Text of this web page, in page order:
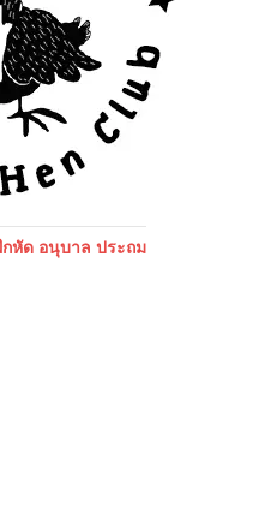
หัด อนุบาล ประถม